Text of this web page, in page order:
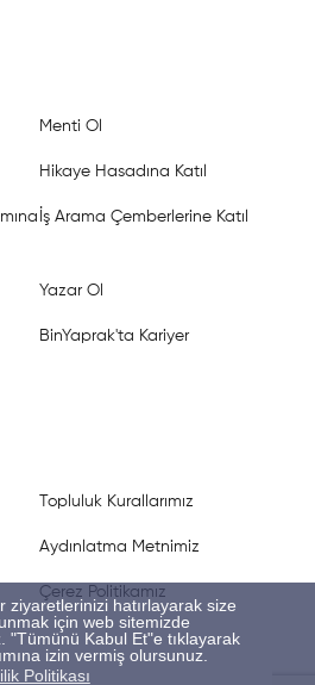
ziyaretlerinizi hatırlayarak size
için web sitemizde
"Tümünü Kabul Et"e tıklayarak
izin vermiş olursunuz.
Politikası
Menti Ol
Hikaye Hasadına Katıl
İş Arama Çemberlerine Katıl
Yazar Ol
BinYaprak'ta Kariyer
Topluluk Kurallarımız
Aydınlatma Metnimiz
Çerez Politikamız